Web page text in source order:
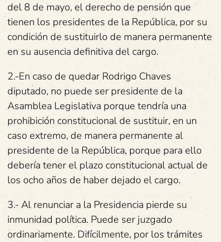
del 8 de mayo, el derecho de pensión que
tienen los presidentes de la República, por su
condición de sustituirlo de manera permanente
en su ausencia definitiva del cargo.
2.-En caso de quedar Rodrigo Chaves
diputado, no puede ser presidente de la
Asamblea Legislativa porque tendría una
prohibición constitucional de sustituir, en un
caso extremo, de manera permanente al
presidente de la República, porque para ello
debería tener el plazo constitucional actual de
los ocho años de haber dejado el cargo.
3.- Al renunciar a la Presidencia pierde su
inmunidad política. Puede ser juzgado
ordinariamente. Difícilmente, por los trámites